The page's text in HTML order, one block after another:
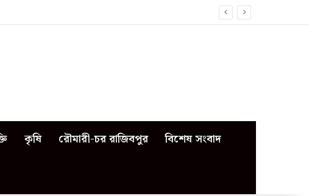
কৃষি রৌমারী-চর রাজিবপুর বিশেষ সংবাদ